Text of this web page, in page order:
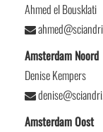
Ahmed el Bousklati
Amsterdam Noord
Denise Kempers
Amsterdam Oost